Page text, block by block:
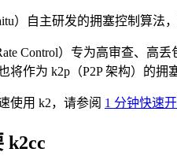
）自主研发的拥塞控制算法
Control）专为高审查、
将作为 k2p（P2P 架构）的拥
使用 k2，请参阅 1 分钟快速
k2cc